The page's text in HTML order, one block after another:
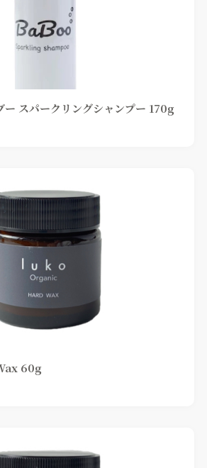
ー スパークリングシャンプー 170g
60g